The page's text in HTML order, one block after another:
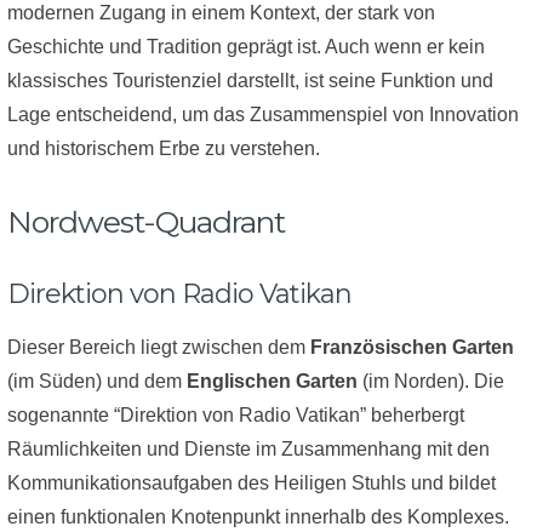
modernen Zugang in einem Kontext, der stark von
Geschichte und Tradition geprägt ist. Auch wenn er kein
klassisches Touristenziel darstellt, ist seine Funktion und
Lage entscheidend, um das Zusammenspiel von Innovation
und historischem Erbe zu verstehen.
Nordwest-Quadrant
Direktion von Radio Vatikan
Dieser Bereich liegt zwischen dem Französischen Garten
(im Süden) und dem Englischen Garten (im Norden). Die
sogenannte “Direktion von Radio Vatikan” beherbergt
Räumlichkeiten und Dienste im Zusammenhang mit den
Kommunikationsaufgaben des Heiligen Stuhls und bildet
einen funktionalen Knotenpunkt innerhalb des Komplexes.